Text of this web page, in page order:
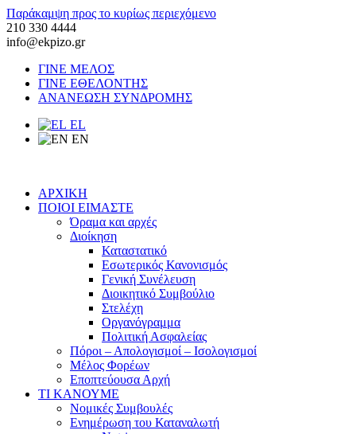
Παράκαμψη προς το κυρίως περιεχόμενο
210 330 4444
info@ekpizo.gr
ΓΙΝΕ ΜΕΛΟΣ
ΓΙΝΕ ΕΘΕΛΟΝΤΗΣ
ΑΝΑΝΕΩΣΗ ΣΥΝΔΡΟΜΗΣ
EL
EN
ΑΡΧΙΚΗ
ΠΟΙΟΙ ΕΙΜΑΣΤΕ
Όραμα και αρχές
Διοίκηση
Καταστατικό
Εσωτερικός Κανονισμός
Γενική Συνέλευση
Διοικητικό Συμβούλιο
Στελέχη
Οργανόγραμμα
Πολιτική Ασφαλείας
Πόροι – Απολογισμοί – Ισολογισμοί
Μέλος Φορέων
Εποπτεύουσα Αρχή
ΤΙ ΚΑΝΟΥΜΕ
Νομικές Συμβουλές
Ενημέρωση του Καταναλωτή